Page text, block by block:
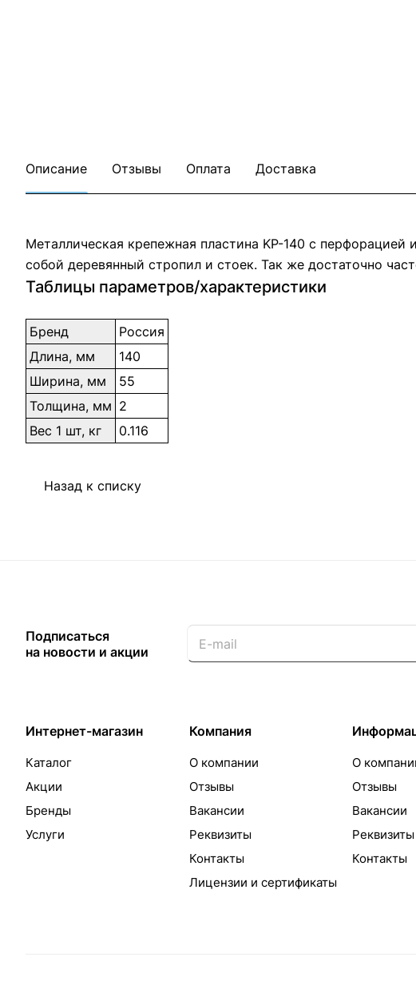
Описание Отзывы Оплата Доставка
Металлическая крепежная пластина KP-140 с
собой деревянный стропил и стоек. Так же достаточно
Таблицы параметров/характеристики
Бренд
Россия
Длина, мм
140
Ширина, мм
55
Толщина, мм 2
Вес 1 шт, кг
0.116
Назад к списку
Подписаться
на новости и акции
Интернет-магазин
Каталог
Акции
Бренды
Услуги
Компания
О компании
Отзывы
Вакансии
Реквизиты
Контакты
Лицензии и сертификаты
О
Отзывы
Вакансии
Реквизиты
Контакты